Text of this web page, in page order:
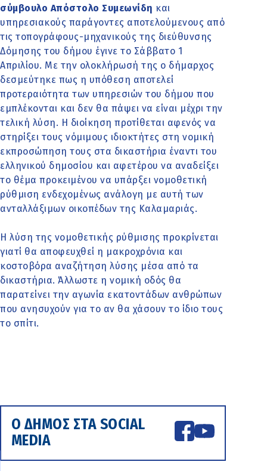
σύμβουλο Απόστολο Συμεωνίδη και
υπηρεσιακούς παράγοντες αποτελούμενους από
τις τοπογράφους-μηχανικούς της διεύθυνσης
Δόμησης του δήμου έγινε το Σάββατο 1
Απριλίου. Με την ολοκλήρωσή της ο δήμαρχος
δεσμεύτηκε πως η υπόθεση αποτελεί
προτεραιότητα των υπηρεσιών του δήμου που
εμπλέκονται και δεν θα πάψει να είναι μέχρι την
τελική λύση. Η διοίκηση προτίθεται αφενός να
στηρίξει τους νόμιμους ιδιοκτήτες στη νομική
εκπροσώπηση τους στα δικαστήρια έναντι του
ελληνικού δημοσίου και αφετέρου να αναδείξει
το θέμα προκειμένου να υπάρξει νομοθετική
ρύθμιση ενδεχομένως ανάλογη με αυτή των
ανταλλάξιμων οικοπέδων της Καλαμαριάς.
Η λύση της νομοθετικής ρύθμισης προκρίνεται
γιατί θα αποφευχθεί η μακροχρόνια και
κοστοβόρα αναζήτηση λύσης μέσα από τα
δικαστήρια. Άλλωστε η νομική οδός θα
παρατείνει την αγωνία εκατοντάδων ανθρώπων
που ανησυχούν για το αν θα χάσουν το ίδιο τους
το σπίτι.
Ο ΔΗΜΟΣ ΣΤΑ SOCIAL
MEDIA